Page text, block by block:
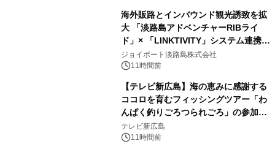
海外販路とインバウンド観光誘致を拡
大 「淡路島アドベンチャーRIBライ
ド」× 「LINKTIVITY」システム連携を
開始！
ジョイポート淡路島株式会社
11時間前
【テレビ新広島】海の恵みに感謝する
ココロを育むフィッシングツアー「わ
んぱく釣りごろつられごろ」の参加小
学生を募集
テレビ新広島
11時間前